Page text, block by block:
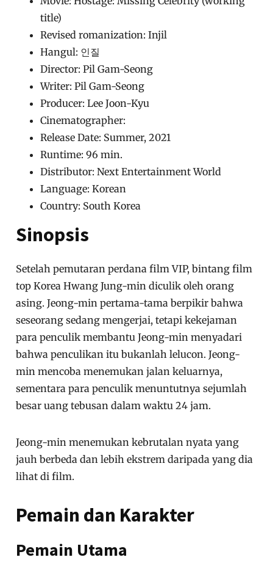
title)
Revised romanization: Injil
Hangul: 인질
Director: Pil Gam-Seong
Writer: Pil Gam-Seong
Producer: Lee Joon-Kyu
Cinematographer:
Release Date: Summer, 2021
Runtime: 96 min.
Distributor: Next Entertainment World
Language: Korean
Country: South Korea
Sinopsis
Setelah pemutaran perdana film VIP, bintang film
top Korea Hwang Jung-min diculik oleh orang
asing. Jeong-min pertama-tama berpikir bahwa
seseorang sedang mengerjai, tetapi kekejaman
para penculik membantu Jeong-min menyadari
bahwa penculikan itu bukanlah lelucon. Jeong-
min mencoba menemukan jalan keluarnya,
sementara para penculik menuntutnya sejumlah
besar uang tebusan dalam waktu 24 jam.
Jeong-min menemukan kebrutalan nyata yang
jauh berbeda dan lebih ekstrem daripada yang dia
lihat di film.
Pemain dan Karakter
Pemain Utama